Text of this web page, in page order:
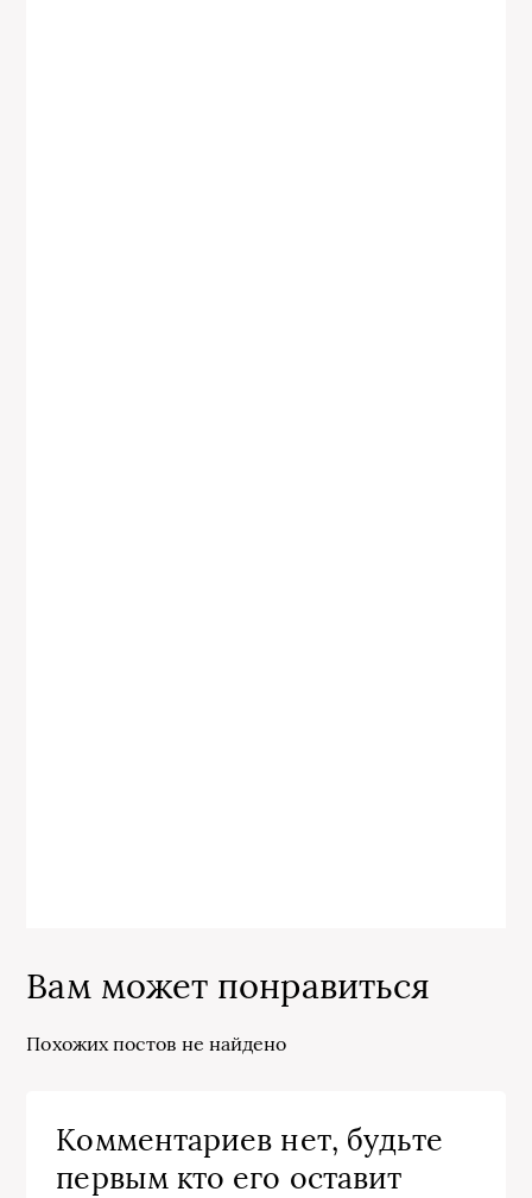
Вам может понравиться
Похожих постов не найдено
Комментариев нет, будьте
первым кто его оставит